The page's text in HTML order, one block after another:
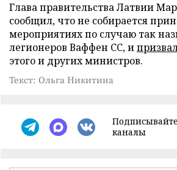
Глава правительства Латвии
сообщил, что не собирается
мероприятиях по случаю так
легионеров Ваффен СС, и
этого и других министров.
Текст: Ольга Никитина
каналы